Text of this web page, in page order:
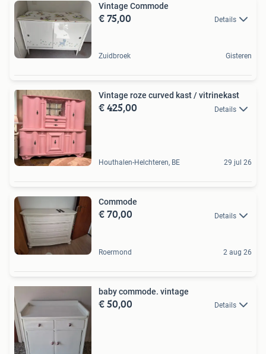
Vintage Commode
€ 75,00 Details
Zuidbroek Gisteren
Vintage roze curved kast / vitrinekast
€ 425,00 Details
Houthalen-Helchteren, BE 29 jul 26
Commode
€ 70,00 Details
Roermond 2 aug 26
baby commode. vintage
€ 50,00 Details